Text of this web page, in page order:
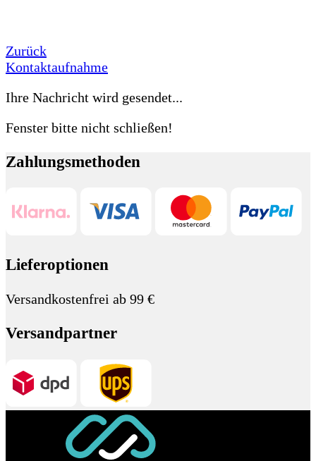
Zurück
Kontaktaufnahme
Ihre Nachricht wird gesendet...
Fenster bitte nicht schließen!
Zahlungsmethoden
Lieferoptionen
Versandkostenfrei ab 99 €
Versandpartner